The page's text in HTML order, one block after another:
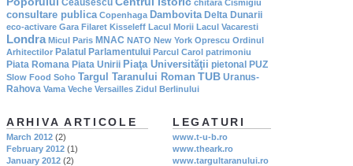
Ceausescu chitara Cismigiu
consultare publica Copenhaga Dambovita Delta Dunarii
eco-activare Gara Filaret Kisseleff Lacul Morii Lacul Vacaresti
Londra Micul Paris MNAC NATO New York Oprescu Ordinul
Arhitectilor Palatul Parlamentului Parcul Carol patrimoniu
Piata Romana Piata Unirii Piaţa Universităţii pietonal PUZ
Slow Food Soho Targul Taranului Roman TUB Uranus-
Rahova Vama Veche Versailles Zidul Berlinului
LEGATURI
www.t-u-b.ro
www.theark.ro
www.targultaranului.ro
ARHIVA ARTICOLE
March 2012 (2)
February 2012 (1)
January 2012 (2)